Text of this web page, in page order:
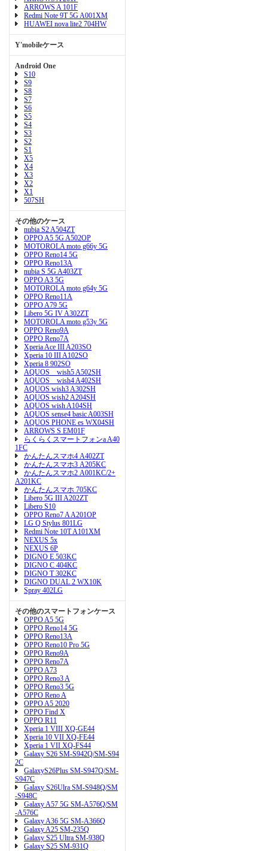
ARROWS A 101F
Redmi Note 9T 5G A001XM
HUAWEI nova lite2 704HW
Y'mobileケース
Android One
S10
S9
S8
S7
S6
S5
S4
S3
S2
S1
X5
X4
X3
X2
X1
507SH
その他のケース
nubia S2 A504ZT
OPPO A5 5G A502OP
MOTOROLA moto g66y 5G
OPPO Reno14 5G
OPPO Reno13A
nubia S 5G A403ZT
OPPO A3 5G
MOTOROLA moto g64y 5G
OPPO Reno11A
OPPO A79 5G
Libero 5G IV A302ZT
MOTOROLA moto g53y 5G
OPPO Reno9A
OPPO Reno7A
Xperia Ace III A203SO
Xperia 10 III A102SO
Xperia 8 902SO
AQUOS wish5 A502SH
AQUOS wish4 A402SH
AQUOS wish3 A302SH
AQUOS wish2 A204SH
AQUOS wish A104SH
AQUOS sense4 basic A003SH
AQUOS PHONE es WX04SH
ARROWS S EM01F
らくらくスマートフォンa A40
1FC
かんたんスマホ4 A402ZT
かんたんスマホ3 A205KC
かんたんスマホ2 A001KC/2+
A201KC
かんたんスマホ 705KC
Libero 5G III A202ZT
Libero S10
OPPO Reno7 A A201OP
LG Q Stylus 801LG
Redmi Note 10T A101XM
NEXUS 5x
NEXUS 6P
DIGNO E 503KC
DIGNO C 404KC
DIGNO T 302KC
DIGNO DUAL 2 WX10K
Spray 402LG
その他のスマートフォンケース
OPPO A5 5G
OPPO Reno14 5G
OPPO Reno13A
OPPO Reno10 Pro 5G
OPPO Reno9A
OPPO Reno7A
OPPO A73
OPPO Reno3 A
OPPO Reno3 5G
OPPO Reno A
OPPO A5 2020
OPPO Find X
OPPO R11
Xperia 1 VIII XQ-GE44
Xperia 10 VII XQ-FE44
Xperia 1 VII XQ-FS44
Galaxy S26 SM-S942Q/SM-S94
2C
GalaxyS26Plus SM-S947Q/SM-
S947C
Galaxy S26Ulra SM-S948Q/SM
-S948C
Galaxy A57 5G SM-A576Q/SM
-A576C
Galaxy A36 5G SM-A366Q
Galaxy A25 SM-235Q
Galaxy S25 Ultra SM-938Q
Galaxy S25 SM-931Q